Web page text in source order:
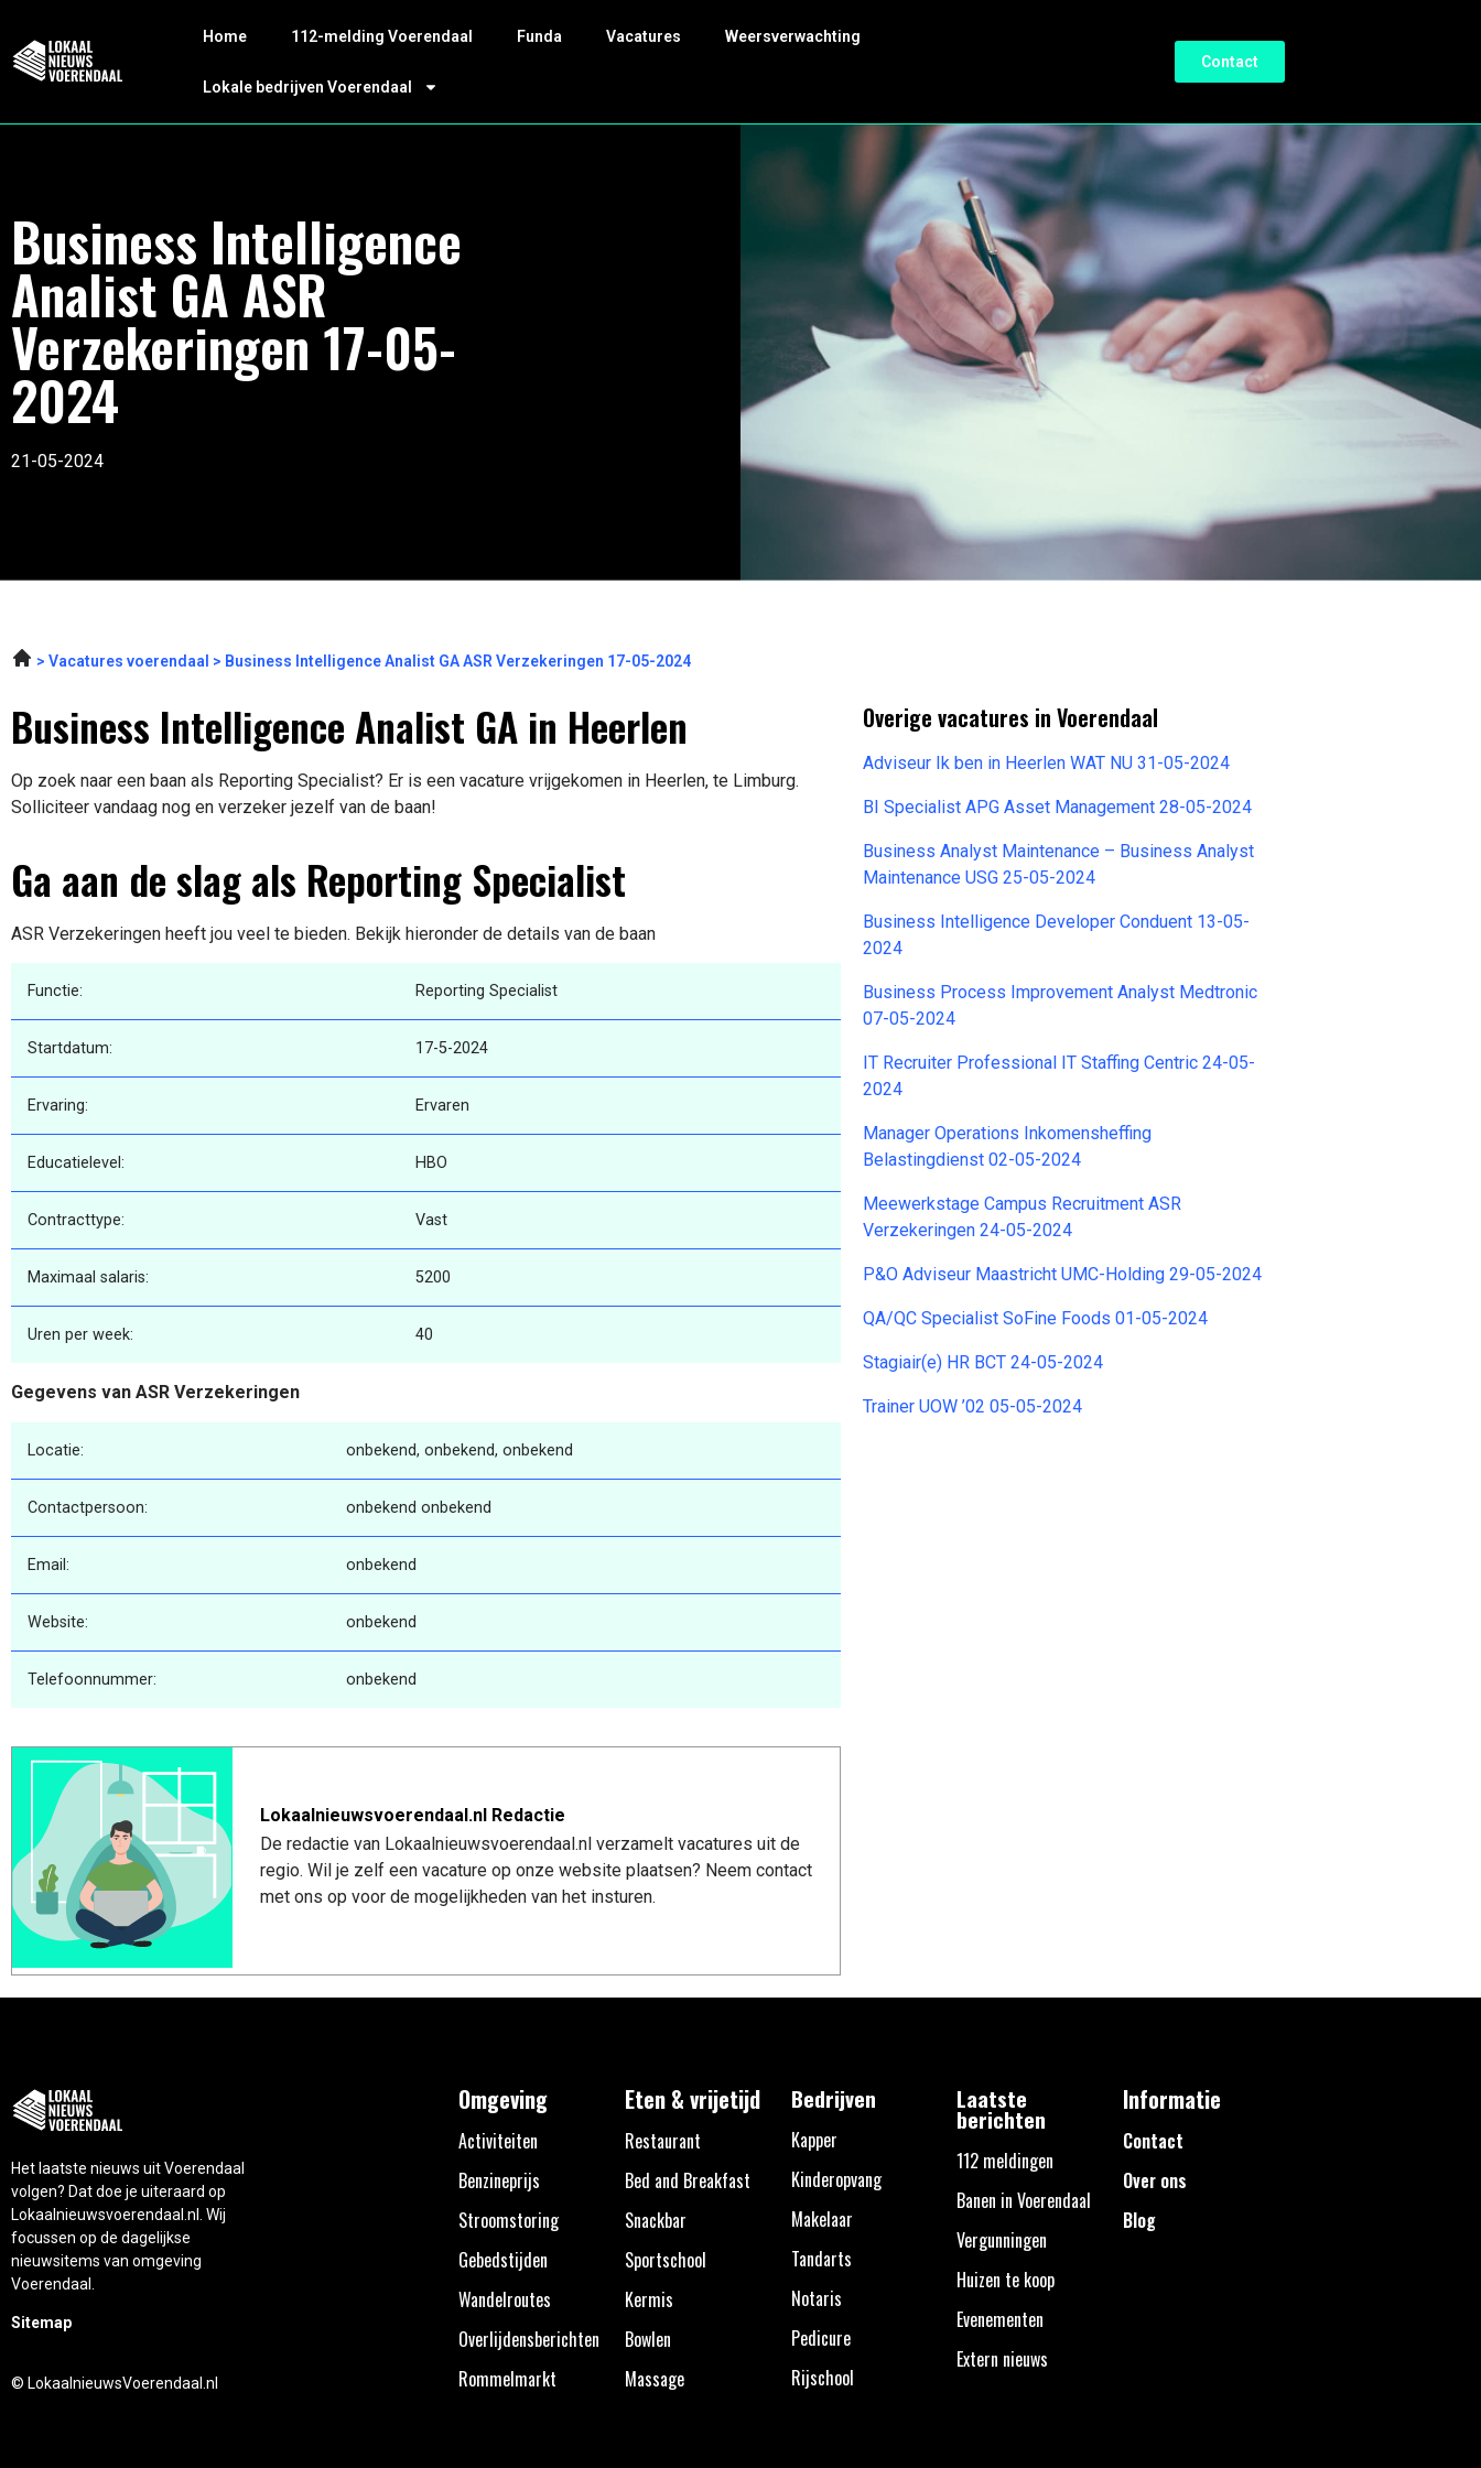
Home 112-melding Voerendaal Funda Vacatures Weersverwachting
Lokale bedrijven Voerendaal
Contact
Business Intelligence
Analist GA ASR
Verzekeringen 17-05-
2024
21-05-2024
Vacatures voerendaal Business Intelligence Analist GA ASR Verzekeringen 17-05-2024
Business Intelligence Analist GA in Heerlen
Op zoek naar een baan als Reporting Specialist? Er is een vacature vrijgekomen in Heerlen, te Limburg.
Solliciteer vandaag nog en verzeker jezelf van de baan!
Ga aan de slag als Reporting Specialist
ASR Verzekeringen heeft jou veel te bieden. Bekijk hieronder de details van de baan
Functie: Reporting Specialist
Startdatum: 17-5-2024
Ervaring: Ervaren
Educatielevel: HBO
Contracttype: Vast
Maximaal salaris: 5200
Uren per week: 40
Gegevens van ASR Verzekeringen
Locatie: onbekend, onbekend, onbekend
Contactpersoon: onbekend onbekend
Email: onbekend
Website: onbekend
Telefoonnummer: onbekend
Lokaalnieuwsvoerendaal.nl Redactie
De redactie van Lokaalnieuwsvoerendaal.nl verzamelt vacatures uit de
regio. Wil je zelf een vacature op onze website plaatsen? Neem contact
met ons op voor de mogelijkheden van het insturen.
Overige vacatures in Voerendaal
Adviseur Ik ben in Heerlen WAT NU 31-05-2024
BI Specialist APG Asset Management 28-05-2024
Business Analyst Maintenance – Business Analyst
Maintenance USG 25-05-2024
Business Intelligence Developer Conduent 13-05-
2024
Business Process Improvement Analyst Medtronic
07-05-2024
IT Recruiter Professional IT Staffing Centric 24-05-
2024
Manager Operations Inkomensheffing
Belastingdienst 02-05-2024
Meewerkstage Campus Recruitment ASR
Verzekeringen 24-05-2024
P&O Adviseur Maastricht UMC-Holding 29-05-2024
QA/QC Specialist SoFine Foods 01-05-2024
Stagiair(e) HR BCT 24-05-2024
Trainer UOW ’02 05-05-2024
Het laatste nieuws uit Voerendaal
volgen? Dat doe je uiteraard op
Lokaalnieuwsvoerendaal.nl. Wij
focussen op de dagelijkse
nieuwsitems van omgeving
Voerendaal.
Sitemap
© LokaalnieuwsVoerendaal.nl
Omgeving
Activiteiten
Benzineprijs
Stroomstoring
Gebedstijden
Wandelroutes
Overlijdensberichten
Rommelmarkt
Eten & vrijetijd
Restaurant
Bed and Breakfast
Snackbar
Sportschool
Kermis
Bowlen
Massage
Bedrijven
Kapper
Kinderopvang
Makelaar
Tandarts
Notaris
Pedicure
Rijschool
Laatste
berichten
112 meldingen
Banen in Voerendaal
Vergunningen
Huizen te koop
Evenementen
Extern nieuws
Informatie
Contact
Over ons
Blog